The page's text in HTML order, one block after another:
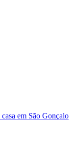
Operação